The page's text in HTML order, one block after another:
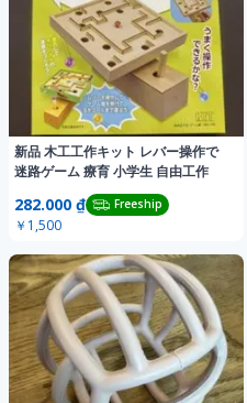
新品 木工工作キット レバー操作で
迷路ゲーム 療育 小学生 自由工作
282.000 ₫ Freeship
￥1,500